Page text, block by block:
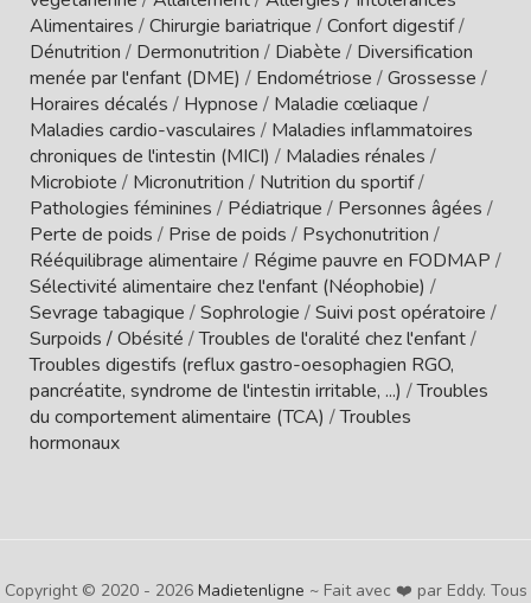
Alimentaires /Chirurgie bariatrique /Confort digestif/
Dénutrition / Dermonutrition / Diabète / Diversification
menée par l'enfant (DME) / Endométriose /Grossesse /
Horaires décalés / Hypnose / Maladie cœliaque /
Maladies cardio-vasculaires / Maladies inflammatoires
chroniques de l'intestin (MICI) / Maladies rénales /
Microbiote / Micronutrition / Nutrition du sportif/
Pathologies féminines / Pédiatrique / Personnes âgées /
Perte de poids / Prise de poids / Psychonutrition /
Rééquilibrage alimentaire / Régime pauvre en FODMAP /
Sélectivité alimentaire chez l'enfant (Néophobie) /
Sevrage tabagique /Sophrologie /Suivi post opératoire /
Surpoids / Obésité /Troubles de l'oralité chez l'enfant/
Troubles digestifs (reflux gastro-oesophagien RGO,
pancréatite, syndrome de l'intestin irritable, ...) /Troubles
du comportement alimentaire (TCA) /Troubles
hormonaux
Copyright © 2020 - 2026 Madietenligne ~ Fait avec ❤️ par Eddy. Tous